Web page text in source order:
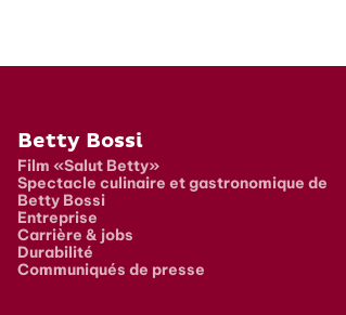
Pied de page
Betty Bossi
Film «Salut Betty»
Spectacle culinaire et gastronomique de
Betty Bossi
Entreprise
Carrière & jobs
Durabilité
Communiqués de presse